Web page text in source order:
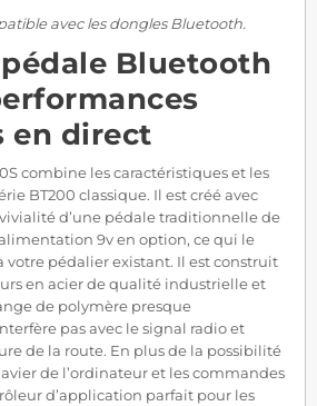
avec les dongles Bluetooth.
Bluetooth
en direct
combine les caractéristiques et les
BT200 classique. Il est créé avec
d’une pédale traditionnelle de
9v en option, ce qui le
votre pédalier existant. Il est construit
en acier de qualité industrielle et
de polymère presque
pas avec le signal radio et
de la route. En plus de la possibilité
de l’ordinateur et les commandes
d’application parfait pour les